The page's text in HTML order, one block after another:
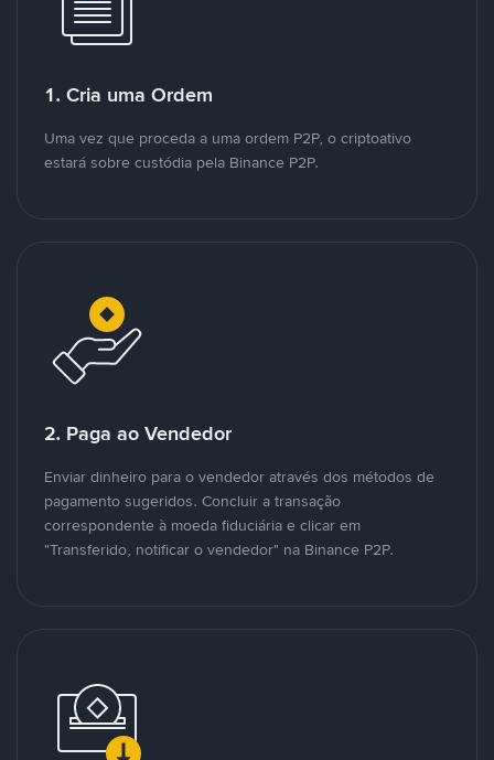
1. Cria uma Ordem
Uma vez que proceda a uma ordem P2P, o criptoativo
estará sobre custódia pela Binance P2P.
2. Paga ao Vendedor
Enviar dinheiro para o vendedor através dos métodos de
pagamento sugeridos. Concluir a transação
correspondente à moeda fiduciária e clicar em
"Transferido, notificar o vendedor" na Binance P2P.